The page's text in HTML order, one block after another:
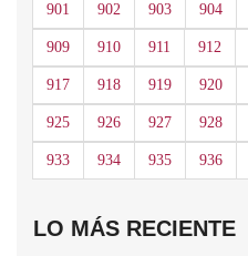
901 902 903 904
909 910 911 912
917 918 919 920
925 926 927 928
933 934 935 936
LO MÁS RECIENTE